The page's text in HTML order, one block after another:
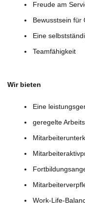
Freude am
Bewusstsein für
Eine
Teamfähigkeit
Wir bieten
Eine
geregelte
Work-Life-